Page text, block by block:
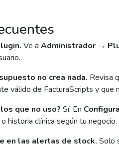
Ve a Administrador →
no crea nada. Revisa
válido de FacturaScripts y
que no uso? Sí. En
historia clínica según tu negocio.
en las alertas de stock. Solo